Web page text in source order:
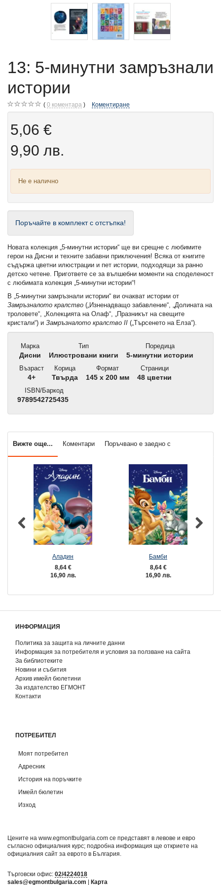
13: 5-минутни замръзнали
истории
0 коментара Коментиране
5,06 €
9,90 лв.
Не е налично
Поръчайте в комплект с отстъпка!
Новата колекция „5-минутни истории“ ще ви срещне с любимите
герои на Дисни и техните забавни приключения! Всяка от книгите
съдържа цветни илюстрации и пет истории, подходящи за ранно
детско четене. Пригответе се за вълшебни моменти на споделеност
с любимата колекция „5-минутни истории“!
В „5-минутни замръзнали истории“ ви очакват истории от
Замръзналото кралство („Изненадващо забавление“, „Долината на
троловете“, „Колекцията на Олаф“, „Празникът на свещите
кристали“) и Замръзналото кралство II („Търсенето на Елза“).
Марка
Дисни
Тип
Илюстровани книги
Поредица
5-минутни истории
Възраст
4+
Корица
Твърда
Формат
145 x 200 мм
Страници
48 цветни
ISBN/Баркод
9789542725435
Вижте още... Коментари Поръчвано е заедно с
Аладин
8,64 €
16,90 лв.
Бамби
8,64 €
16,90 лв.
ИНФОРМАЦИЯ
Политика за защита на личните данни
Информация за потребителя и условия за ползване на сайта
За библиотеките
Новини и събития
Архив имейл бюлетини
За издателство ЕГМОНТ
Контакти
ПОТРЕБИТЕЛ
Моят потребител
Адресник
История на поръчките
Имейл бюлетин
Изход
Цените на www.egmontbulgaria.com се представят в левове и евро
съгласно официалния курс; подробна информация ще откриете на
официалния сайт за еврото в България
Търговски офис: 02/4224018
sales@egmontbulgaria.com
Карта